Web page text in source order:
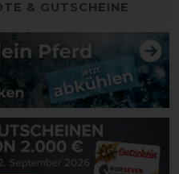
& GUTSCHEINE